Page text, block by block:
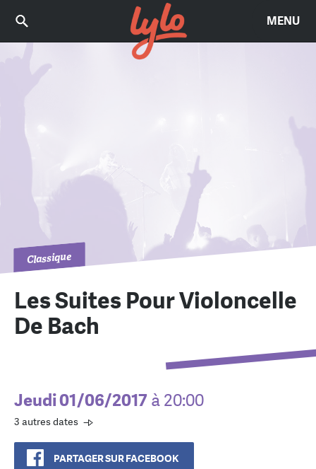
MENU
Classique
Les Suites Pour Violoncelle
De Bach
Jeudi 01/06/2017 à 20:00
3 autres dates
PARTAGER SUR FACEBOOK